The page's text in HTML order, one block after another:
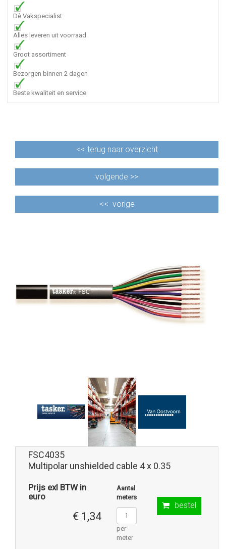
Dè Vakspecialist
Alles leveren uit voorraad
Groot assortiment
Bezorgen binnen 2 dagen
Beste kwaliteit en service
<< terug naar overzicht
volgende >>
<< vorige
FSC4035
Multipolar unshielded cable 4 x 0.35
Prijs exl BTW in
euro
€ 1,34
Aantal
meters
per
meter
bestel